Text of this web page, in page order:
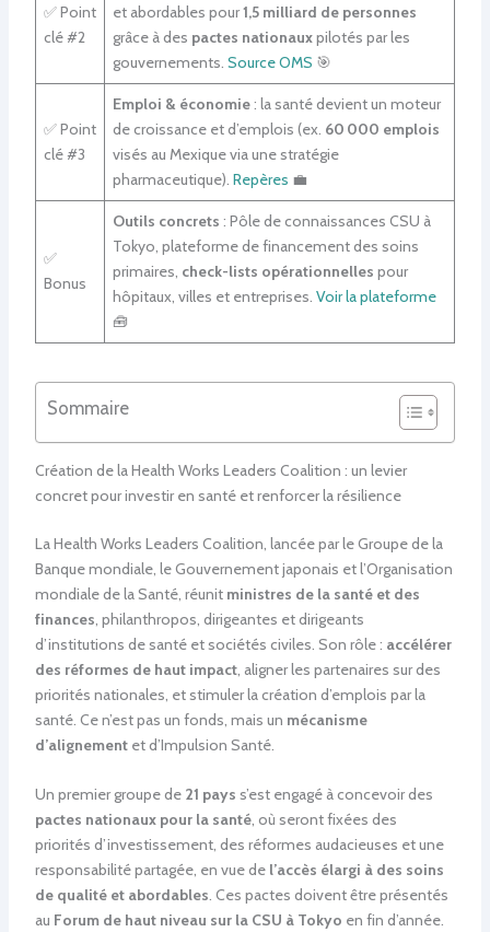
✅ Point
clé #2
et abordables pour1,5 milliard de personnes
grâce à des pactes nationauxpilotés par les
gouvernements. Source OMS 🎯
✅ Point
clé #3
Emploi & économie: la santé devient un moteur
de croissance et d’emplois (ex. 60 000 emplois
visés au Mexique via une stratégie
pharmaceutique). Repères 💼
✅
Bonus
Outils concrets : Pôle de connaissances CSU à
Tokyo, plateforme de financement des soins
primaires, check-lists opérationnelles pour
hôpitaux, villes et entreprises. Voir la plateforme
🧰
Sommaire
Création de la Health Works Leaders Coalition : un levier
concret pour investir en santé et renforcer la résilience
La Health Works Leaders Coalition, lancée par le Groupe de la
Banque mondiale, le Gouvernement japonais et l’Organisation
mondiale de la Santé, réunit ministres de la santé et des
finances, philanthropos, dirigeantes et dirigeants
d’institutions de santé et sociétés civiles. Son rôle : accélérer
des réformes de haut impact, aligner les partenaires sur des
priorités nationales, et stimuler la création d’emplois par la
santé. Ce n’est pas un fonds, mais un mécanisme
d’alignementet d’Impulsion Santé.
Un premier groupe de 21 pays s’est engagé à concevoir des
pactes nationaux pour la santé, où seront fixées des
priorités d’investissement, des réformes audacieuses et une
responsabilité partagée, en vue de l’accès élargi à des soins
de qualité et abordables. Ces pactes doivent être présentés
au Forum de haut niveau sur la CSU à Tokyo en fin d’année.